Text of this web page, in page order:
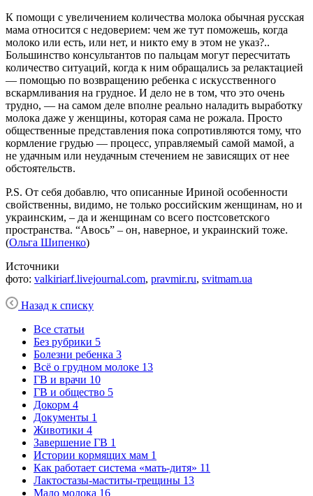
К помощи с увеличением количества молока обычная русская
мама относится с недоверием: чем же тут поможешь, когда
молоко или есть, или нет, и никто ему в этом не указ?..
Большинство консультантов по пальцам могут пересчитать
количество ситуаций, когда к ним обращались за релактацией
― помощью по возвращению ребенка с искусственного
вскармливания на грудное. И дело не в том, что это очень
трудно, ― на самом деле вполне реально наладить выработку
молока даже у женщины, которая сама не рожала. Просто
общественные представления пока сопротивляются тому, что
кормление грудью ― процесс, управляемый самой мамой, а
не удачным или неудачным стечением не зависящих от нее
обстоятельств.
P.S. От себя добавлю, что описанные Ириной особенности
свойственны, видимо, не только российским женщинам, но и
украинским, – да и женщинам со всего постсоветского
пространства. “Авось” – он, наверное, и украинский тоже.
(Ольга Шипенко)
Источники
фото: valkiriarf.livejournal.com, pravmir.ru, svitmam.ua
Назад к списку
Все статьи
Без рубрики 5
Болезни ребенка 3
Всё о грудном молоке 13
ГВ и врачи 10
ГВ и общество 5
Докорм 4
Документы 1
Животики 4
Завершение ГВ 1
Истории кормящих мам 1
Как работает система «мать-дитя» 11
Лактостазы-маститы-трещины 13
Мало молока 16